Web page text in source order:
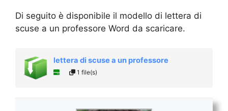
Di seguito è disponibile il modello di lettera di
scuse a un professore Word da scaricare.
lettera di scuse a un professore
1 file(s)